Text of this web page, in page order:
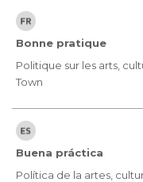
Bonne pratique
Politique sur les arts,
Town
Buena práctica
Política de la artes,